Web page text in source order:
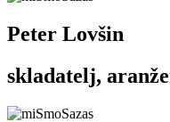
Peter Lovšin
skladatelj,